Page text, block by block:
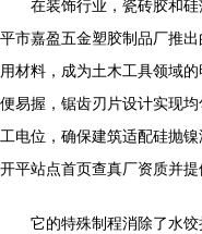
在装饰行业，瓷砖胶和
平市嘉盈五金塑胶制品厂推
用材料，成为土木工具领域
便易握，锯齿刃片设计实现
工电位，确保建筑适配硅抛
开平站点首页查真厂资质并提
它的特殊制程消除了水